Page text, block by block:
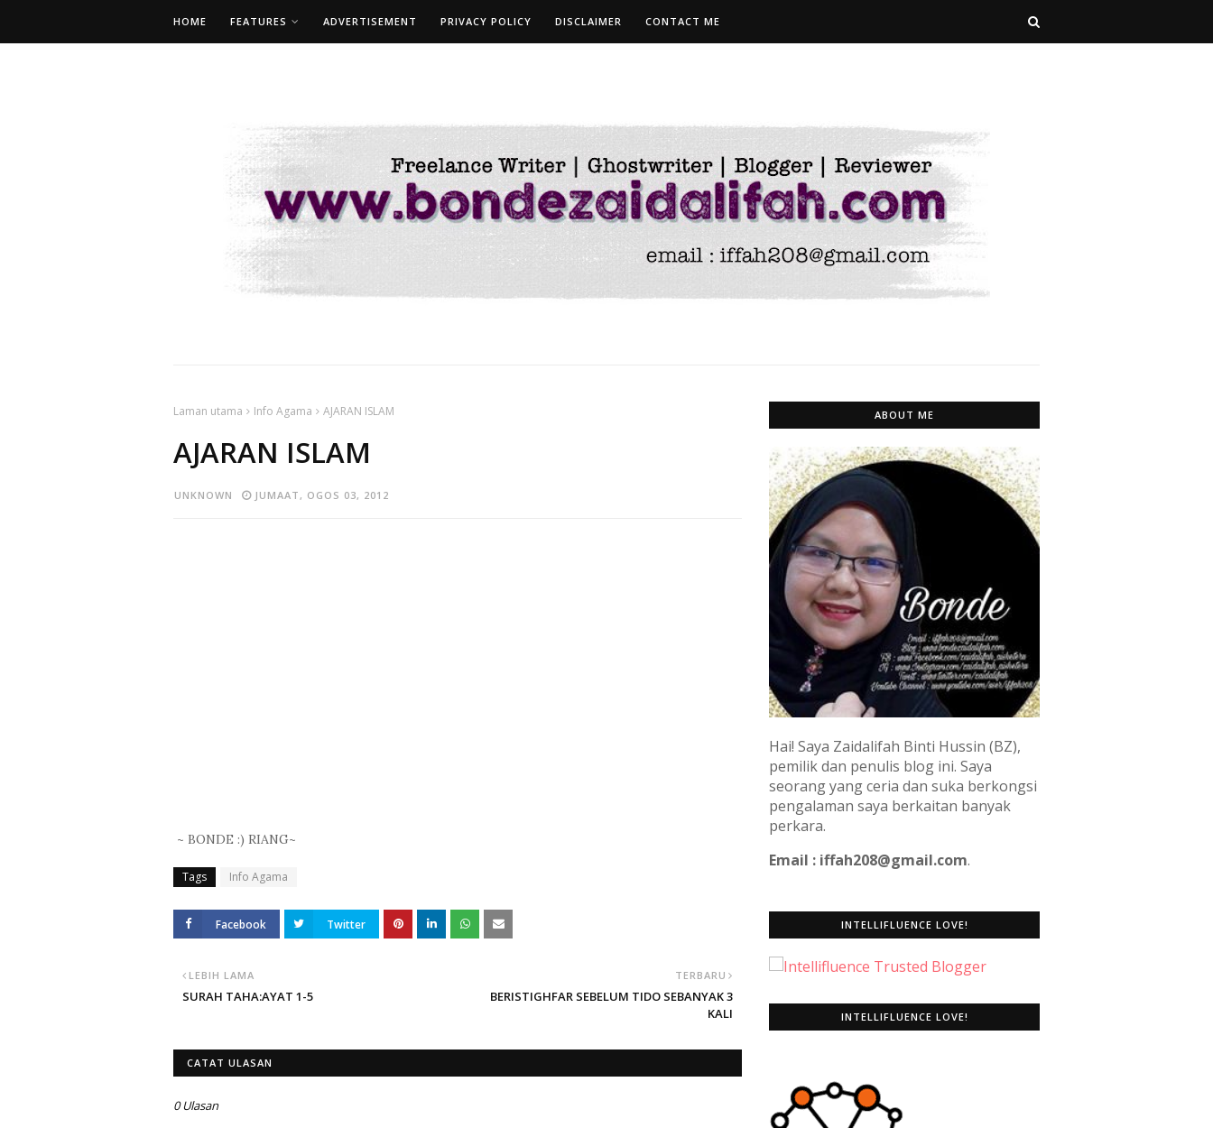
HOME FEATURES ADVERTISEMENT PRIVACY POLICY DISCLAIMER CONTACT ME
Laman utama Info Agama AJARAN ISLAM
AJARAN ISLAM
UNKNOWN JUMAAT, OGOS 03, 2012
~ BONDE :) RIANG~
Tags Info Agama
Facebook Twitter
TERBARU
BERISTIGHFAR SEBELUM TIDO SEBANYAK 3
KALI
LEBIH LAMA
SURAH TAHA:AYAT 1-5
CATAT ULASAN
0 Ulasan
ABOUT ME
Hai! Saya Zaidalifah Binti Hussin (BZ),
pemilik dan penulis blog ini. Saya
seorang yang ceria dan suka berkongsi
pengalaman saya berkaitan banyak
perkara.
Email : iffah208@gmail.com.
INTELLIFLUENCE LOVE!
INTELLIFLUENCE LOVE!